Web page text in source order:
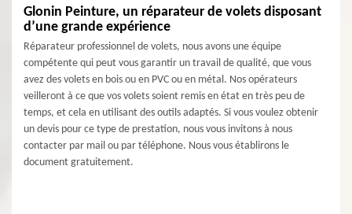
Glonin Peinture, un réparateur de volets disposant
d’une grande expérience
Réparateur professionnel de volets, nous avons une équipe
compétente qui peut vous garantir un travail de qualité, que vous
avez des volets en bois ou en PVC ou en métal. Nos opérateurs
veilleront à ce que vos volets soient remis en état en très peu de
temps, et cela en utilisant des outils adaptés. Si vous voulez obtenir
un devis pour ce type de prestation, nous vous invitons à nous
contacter par mail ou par téléphone. Nous vous établirons le
document gratuitement.